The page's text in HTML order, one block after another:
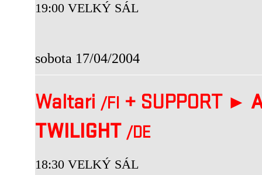
19:00 VELKÝ SÁL
sobota 17/04/2004
Waltari /FI + SUPPORT ►
TWILIGHT /DE
18:30 VELKÝ SÁL